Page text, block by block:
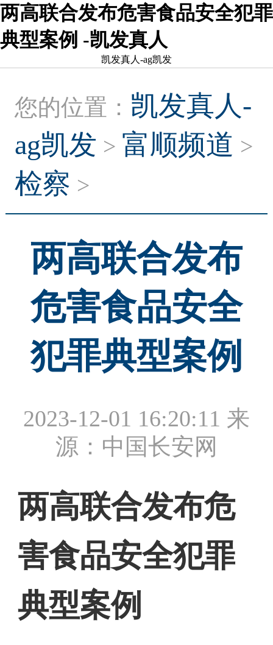
两高联合发布危害食品安全犯罪
典型案例 -凯发真人
凯发真人-ag凯发
您的位置： 凯发真人-
ag凯发 > 富顺频道 >
检察 >
两高联合发布
危害食品安全
犯罪典型案例
2023-12-01 16:20:11 来
源：中国长安网
两高联合发布危
害食品安全犯罪
典型案例